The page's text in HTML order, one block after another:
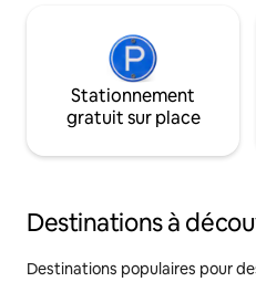
Stationnement
gratuit sur place
Destinations à
Destinations populaires pour